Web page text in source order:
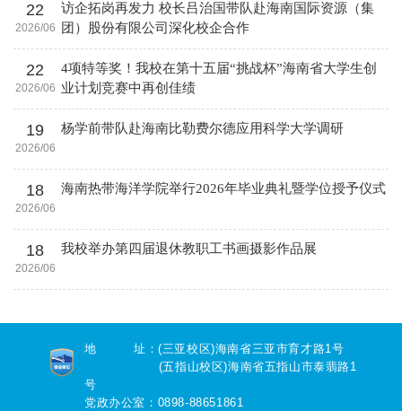
22
2026/06
访企拓岗再发力 校长吕治国带队赴海南国际资源（集
团）股份有限公司深化校企合作
22
2026/06
4项特等奖！我校在第十五届“挑战杯”海南省大学生创
业计划竞赛中再创佳绩
19
2026/06
杨学前带队赴海南比勒费尔德应用科学大学调研
18
2026/06
海南热带海洋学院举行2026年毕业典礼暨学位授予仪式
18
2026/06
我校举办第四届退休教职工书画摄影作品展
地 址：(三亚校区)海南省三亚市育才路1号
(五指山校区)海南省五指山市泰翡路1
号
党政办公室：0898-88651861